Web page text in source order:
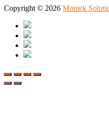
Copyright © 2026 Montek